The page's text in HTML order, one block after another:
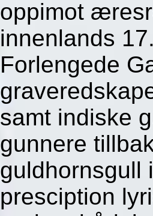
oppimot
innenlands
Forlengede
samt indiske
gunnere
guldhornsgull
presciption